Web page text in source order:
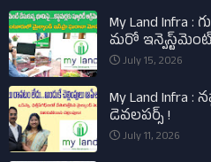
My Land Infra
మరో
July 15, 2026
My Land Infra
డెవలపర్స్ !
July 11, 2026